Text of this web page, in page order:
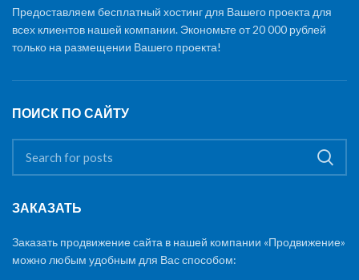
Предоставляем бесплатный хостинг для Вашего проекта для
всех клиентов нашей компании. Экономьте от 20 000 рублей
только на размещении Вашего проекта!
ПОИСК ПО САЙТУ
ЗАКАЗАТЬ
Заказать продвижение сайта в нашей компании «Продвижение»
можно любым удобным для Вас способом: